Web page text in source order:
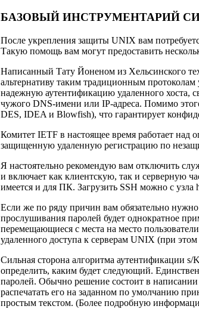
БАЗОВЫЙ ИНСТРУМЕНТАРИЙ
После укрепления защиты UNIX вам
Такую помощь вам могут предоставить
Написанный Тату Йоненом из Хельсинского
альтернативу таким традиционным протоколам
надежную аутентификацию удаленного хоста,
чужого DNS-имени или IP-адреса. Помимо
DES, IDEA и Blowfish), что гарантирует
Комитет IETF в настоящее время работает над
защищенную удаленную регистрацию по
Я настоятельно рекомендую вам отключить
и включает как клиентскую, так и серверную
имеется и для ПК. Загрузить SSH можно с узла
Если же по ряду причин вам обязательно
прослушивания паролей будет однократное
перемещающиеся с места на место
удаленного доступа к серверам UNIX (при
Сильная сторона алгоритма аутентификации
определить, каким будет следующий.
паролей. Обычно решение состоит в
распечатать его на заданном по умолчанию
простым текстом. (Более подробную